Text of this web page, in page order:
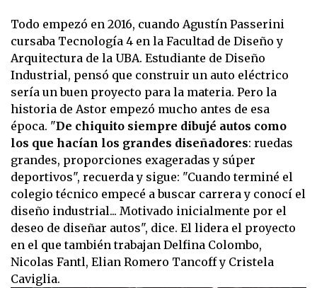
Todo empezó en 2016, cuando Agustín Passerini
cursaba Tecnología 4 en la Facultad de Diseño y
Arquitectura de la UBA. Estudiante de Diseño
Industrial, pensó que construir un auto eléctrico
sería un buen proyecto para la materia. Pero la
historia de Astor empezó mucho antes de esa
época. "De chiquito siempre dibujé autos como
los que hacían los grandes diseñadores: ruedas
grandes, proporciones exageradas y súper
deportivos", recuerda y sigue: "Cuando terminé el
colegio técnico empecé a buscar carrera y conocí el
diseño industrial... Motivado inicialmente por el
deseo de diseñar autos", dice. El lidera el proyecto
en el que también trabajan Delfina Colombo,
Nicolas Fantl, Elian Romero Tancoff y Cristela
Caviglia.